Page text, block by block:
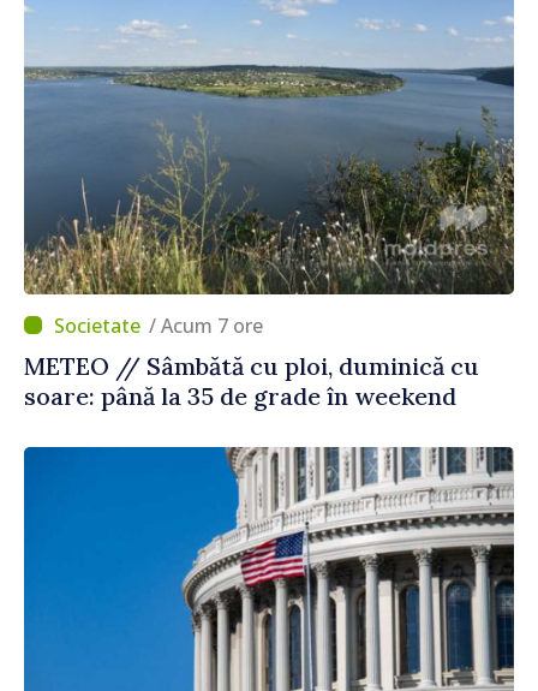
/ Acum 7 ore
METEO // Sâmbătă cu ploi, duminică cu
soare: până la 35 de grade în weekend